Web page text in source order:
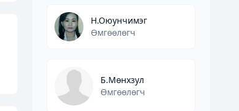
Н.Оюунчимэг
Өмгөөлөгч
Б.Мөнхзул
Өмгөөлөгч